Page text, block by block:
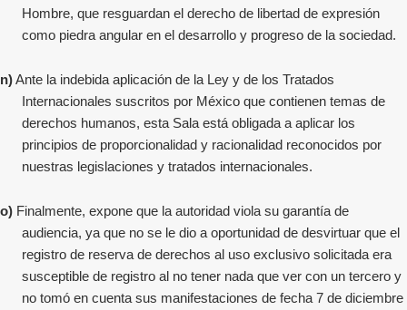
Hombre, que resguardan el derecho de libertad de expresión
como piedra angular en el desarrollo y progreso de la sociedad.
n)Ante la indebida aplicación de la Ley y de los Tratados
Internacionales suscritos por México que contienen temas de
derechos humanos, esta Sala está obligada a aplicar los
principios de proporcionalidad y racionalidad reconocidos por
nuestras legislaciones y tratados internacionales.
o) Finalmente, expone que la autoridad viola su garantía de
audiencia, ya que no se le dio a oportunidad de desvirtuar que el
registro de reserva de derechos al uso exclusivo solicitada era
susceptible de registro al no tener nada que ver con un tercero y
no tomó en cuenta sus manifestaciones de fecha 7 de diciembre